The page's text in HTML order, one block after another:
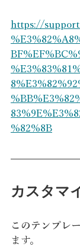
https://
%82%8B
カスタマ
このテンプレ
ます。